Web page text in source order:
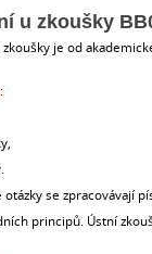
u zkoušky
je od
:
otázky se zpracovávají
principů. Ústní